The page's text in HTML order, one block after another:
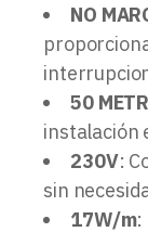
NO
50
instalación
230V:
sin
17W/m: